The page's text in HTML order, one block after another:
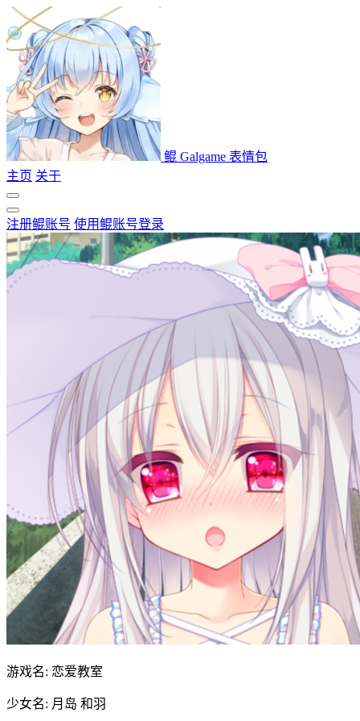
鲲 Galgame 表情包
主页 关于
注册鲲账号 使用鲲账号登录
游戏名: 恋爱教室
少女名: 月岛 和羽